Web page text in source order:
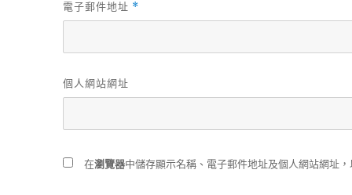
電子郵件地址 *
個人網站網址
在瀏覽器中儲存顯示名稱、電子郵件地址及個人網站網址